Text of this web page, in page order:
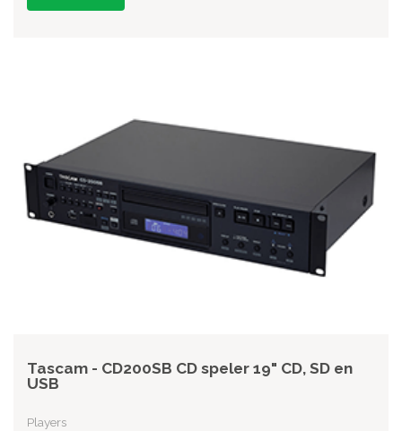
Tascam - CD200SB CD speler 19" CD, SD en
USB
Players